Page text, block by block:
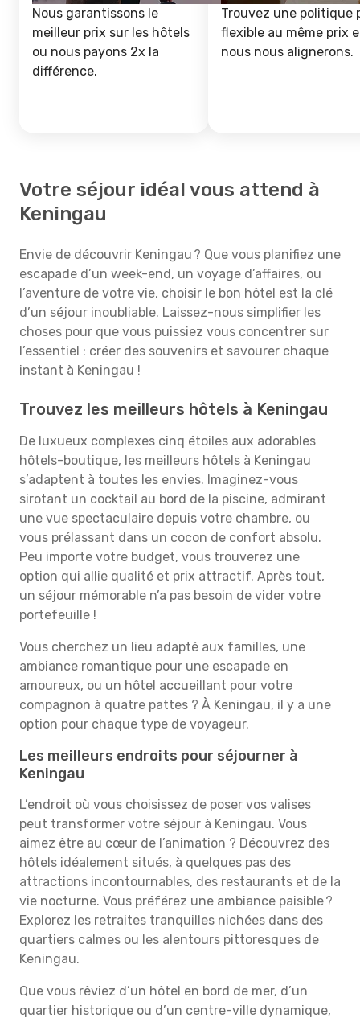
Nous garantissons le
meilleur prix sur les hôtels
ou nous payons 2x la
différence.
Trouvez une politique
flexible au même prix
nous nous alignerons.
Votre séjour idéal vous attend à
Keningau
Envie de découvrir Keningau ? Que vous planifiez une
escapade d’un week-end, un voyage d’affaires, ou
l’aventure de votre vie, choisir le bon hôtel est la clé
d’un séjour inoubliable. Laissez-nous simplifier les
choses pour que vous puissiez vous concentrer sur
l’essentiel : créer des souvenirs et savourer chaque
instant à Keningau !
Trouvez les meilleurs hôtels à Keningau
De luxueux complexes cinq étoiles aux adorables
hôtels-boutique, les meilleurs hôtels à Keningau
s’adaptent à toutes les envies. Imaginez-vous
sirotant un cocktail au bord de la piscine, admirant
une vue spectaculaire depuis votre chambre, ou
vous prélassant dans un cocon de confort absolu.
Peu importe votre budget, vous trouverez une
option qui allie qualité et prix attractif. Après tout,
un séjour mémorable n’a pas besoin de vider votre
portefeuille !
Vous cherchez un lieu adapté aux familles, une
ambiance romantique pour une escapade en
amoureux, ou un hôtel accueillant pour votre
compagnon à quatre pattes ? À Keningau, il y a une
option pour chaque type de voyageur.
Les meilleurs endroits pour séjourner à
Keningau
L’endroit où vous choisissez de poser vos valises
peut transformer votre séjour à Keningau. Vous
aimez être au cœur de l’animation ? Découvrez des
hôtels idéalement situés, à quelques pas des
attractions incontournables, des restaurants et de la
vie nocturne. Vous préférez une ambiance paisible ?
Explorez les retraites tranquilles nichées dans des
quartiers calmes ou les alentours pittoresques de
Keningau.
Que vous rêviez d’un hôtel en bord de mer, d’un
quartier historique ou d’un centre-ville dynamique,